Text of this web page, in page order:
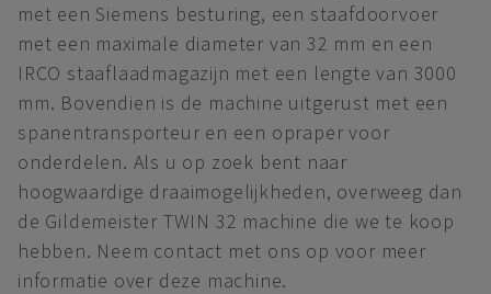
met een Siemens besturing, een staafdoorvoer
met een maximale diameter van 32 mm en een
IRCO staaflaadmagazijn met een lengte van 3000
mm. Bovendien is de machine uitgerust met een
spanentransporteur en een opraper voor
onderdelen. Als u op zoek bent naar
hoogwaardige draaimogelijkheden, overweeg dan
de Gildemeister TWIN 32 machine die we te koop
hebben. Neem contact met ons op voor meer
informatie over deze machine.